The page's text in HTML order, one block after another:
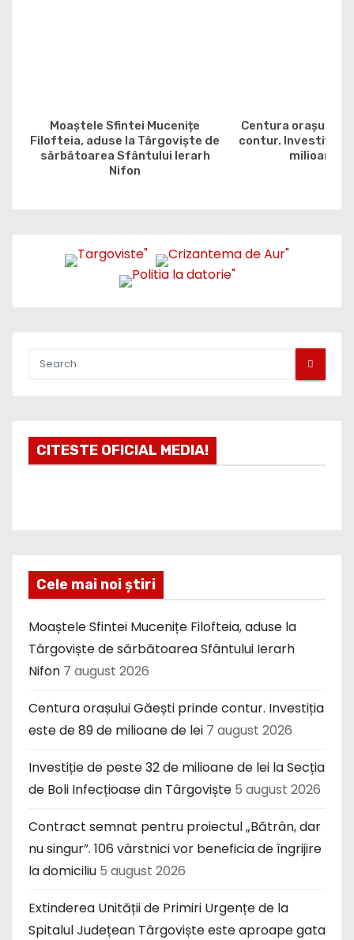
Moaștele Sfintei Mucenițe
Filofteia, aduse la Târgoviște de
sărbătoarea Sfântului Ierarh
Nifon
Centura orașului
contur. Investiția
milioane
CITESTE OFICIAL MEDIA!
Cele mai noi știri
Moaștele Sfintei Mucenițe Filofteia, aduse la
Târgoviște de sărbătoarea Sfântului Ierarh
Nifon 7 august 2026
Centura orașului Găești prinde contur. Investiția
este de 89 de milioane de lei 7 august 2026
Investiție de peste 32 de milioane de lei la Secția
de Boli Infecțioase din Târgoviște 5 august 2026
Contract semnat pentru proiectul „Bătrân, dar
nu singur”. 106 vârstnici vor beneficia de îngrijire
la domiciliu 5 august 2026
Extinderea Unității de Primiri Urgențe de la
Spitalul Județean Târgoviște este aproape gata